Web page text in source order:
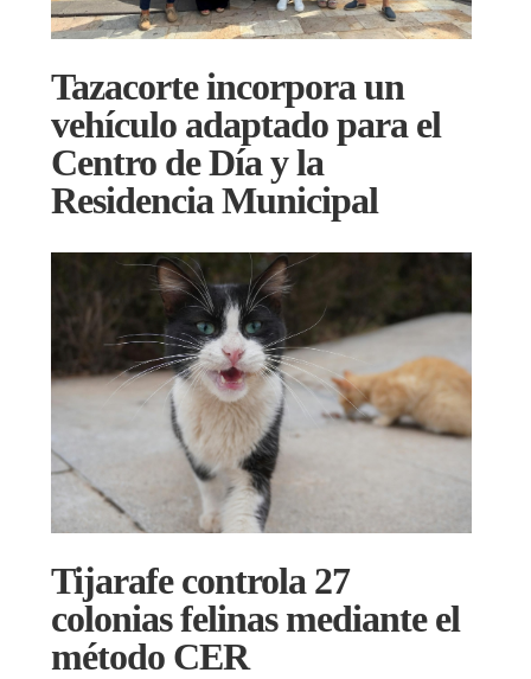
Tazacorte incorpora un
vehículo adaptado para el
Centro de Día y la
Residencia Municipal
Tijarafe controla 27
colonias felinas mediante el
método CER